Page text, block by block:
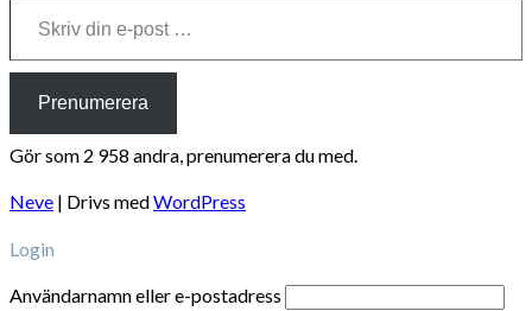
Prenumerera
Gör som 2 958 andra, prenumerera du med.
Neve | Drivs medWordPress
Login
Användarnamn eller e-postadress